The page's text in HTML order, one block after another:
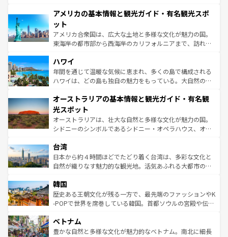
ンツ一覧を参照してほしい。
の建物がそのまま残る町や、スイスならではのユニークな
博物館もあり、アルプス観光だけでなく町歩きも満喫する
ことができる。国民の所得が高いため物価も高いが、旅行
者向けの交通パス提供のサービスもあり、うまく活用すれ
着のスイス情報は
アメリカの基本情報と観光ガイド・有名観光スポ
ット
アメリカ合衆国は、広大な土地と多様な文化が魅力の国。
東海岸の都市部から西海岸のカリフォルニアまで、訪れる
のような巨大都市は、観光、ショッピング、エンターテイ
ンメントが詰まった刺激的なスポットだ。一方、アメリカ
西部には大自然が広がり、グランドキャニオンやイエロー
部のニューオーリンズでは、音楽と美食が融合した独特の
文化が魅力。旅行者はアメリカの各地域で異なる魅力を楽
しみながら、その多様性と豊かな歴史を感じることができ
るだろう。車でのロードトリップや列車の旅も、アメリカ
情報は
ハワイ
年間を通じて温暖な気候に恵まれ、多くの島で構成される
ハワイは、どの島も独自の魅力をもっている。大自然の神
ワイ島は見逃せない。また、定番の観光地といえばオアフ
島だが、静かな自然を求めるならマウイ島やカウアイ島が
おすすめ。エメラルドグリーンに輝く海をはじめ、豊かな
文化や歴史が息づいている。「アロハスピリット」と呼ば
人々、おいしいローカルフードやハワイアンミュージッ
ク、伝統的なフラダンスなど、すべてがハワイの魅力を彩
っている。訪れるたびに新しい発見と感動が待っているハ
はコンテンツ一覧
オーストラリアの基本情報と観光ガイド・有名観
光スポット
オーストラリアは、壮大な自然と多様な文化が魅力の国。
シドニーのシンボルであるシドニー・オペラハウス、オー
リアリーフや大陸中央部にそびえるウルル（エアーズロッ
ク）、タスマニアの美しい原生林やケアンズの熱帯雨林な
ど、見どころがたくさん。また、カフェやワイン、オージ
いる。アクティビティも充実しており、サーフィンやダイ
ビング、ハイキングなど、アウトドア好きにはたまらな
い。オーストラリアの多彩な魅力を存分に味わいつくそ
参照してほしい。
台湾
日本から約４時間ほどでたどり着く台湾は、多彩な文化と
自然が織りなす魅力的な観光地。活気あふれる大都市の台
ン）、静ひつな山岳地帯である台湾東部など、都市の喧騒
と山間の静けさが共存しており、訪れる人に新しい発見と
驚きをもたらしてくれる。また、奥深い台湾の食文化も魅
容にもいいと評判のスイーツなど、バラエティ豊かな料理
が味わえる。 なお、新着の台湾情報は コンテンツ一覧を参
韓国
歴史ある王朝文化が残る一方で、最先端のファッションやK
-POPで世界を席巻している韓国。首都ソウルの宮殿や伝統
き、地方に足を延ばせば四季折々の自然美を楽しむことが
できる。そして、キムチや焼肉、絶品のストリートフード
ベトナム
豊かな自然と多様な文化が魅力的なベトナム。南北に細長